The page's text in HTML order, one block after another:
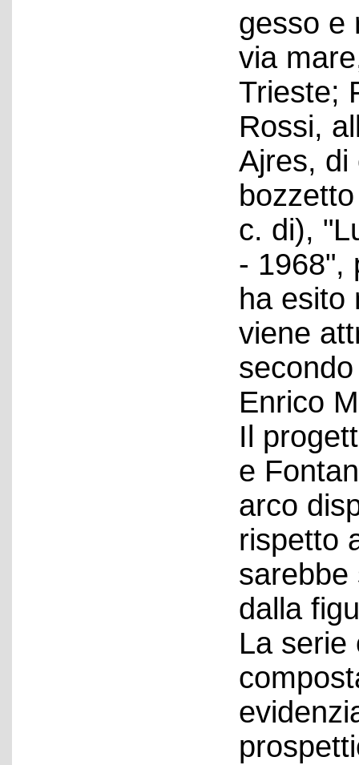
gesso e
via
Trieste;
Rossi,
Ajres, di
c. di),
- 1968",
ha esito
viene
Enrico
Il
e
arco
rispetto
sarebbe
dalla
La serie